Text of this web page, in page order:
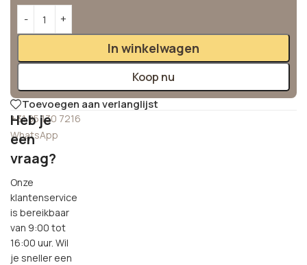
In winkelwagen
Koop nu
Toevoegen aan verlanglijst
+31 85 130 7216
WhatsApp
Heb je
een
vraag?
Onze
klantenservice
is bereikbaar
van 9:00 tot
16:00 uur. Wil
je sneller een